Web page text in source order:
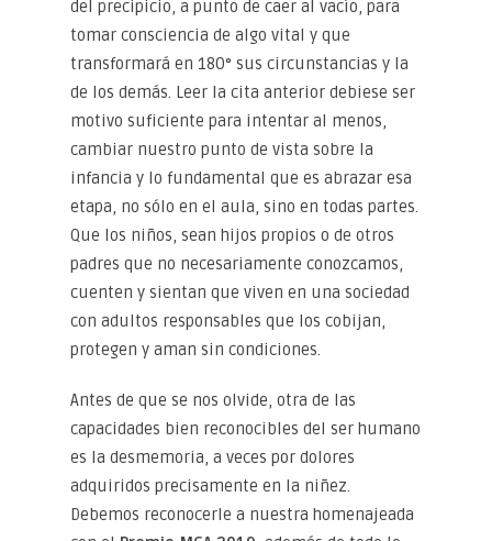
del precipicio, a punto de caer al vacío, para
tomar consciencia de algo vital y que
transformará en 180° sus circunstancias y la
de los demás. Leer la cita anterior debiese ser
motivo suficiente para intentar al menos,
cambiar nuestro punto de vista sobre la
infancia y lo fundamental que es abrazar esa
etapa, no sólo en el aula, sino en todas partes.
Que los niños, sean hijos propios o de otros
padres que no necesariamente conozcamos,
cuenten y sientan que viven en una sociedad
con adultos responsables que los cobijan,
protegen y aman sin condiciones.
Antes de que se nos olvide, otra de las
capacidades bien reconocibles del ser humano
es la desmemoria, a veces por dolores
adquiridos precisamente en la niñez.
Debemos reconocerle a nuestra homenajeada